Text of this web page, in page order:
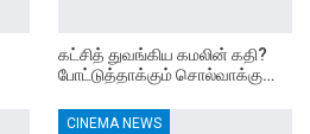
கட்சித் துவங்கிய கமலின் கதி?
போட்டுத்தாக்கும் சொல்வாக்கு…
CINEMA NEWS